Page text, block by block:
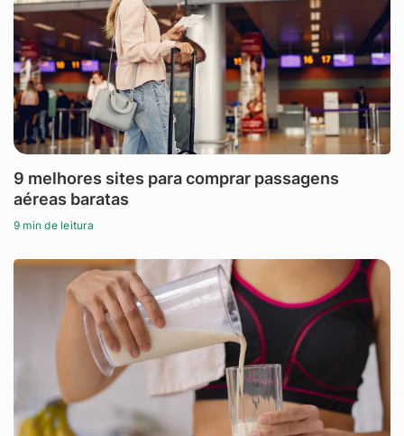
9 melhores sites para comprar passagens
aéreas baratas
9 min de leitura